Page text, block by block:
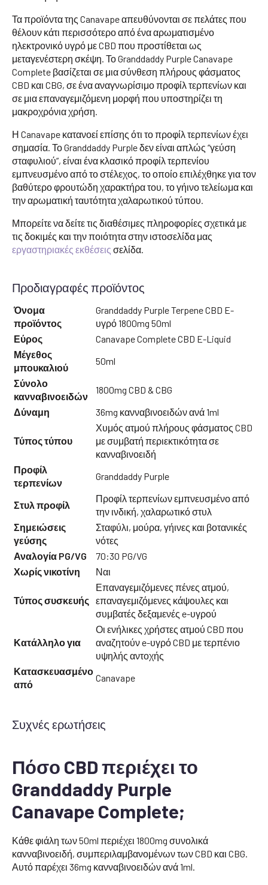
Τα προϊόντα της Canavape απευθύνονται σε πελάτες που
θέλουν κάτι περισσότερο από ένα αρωματισμένο
ηλεκτρονικό υγρό με CBD που προστίθεται ως
μεταγενέστερη σκέψη. Το Granddaddy Purple Canavape
Complete βασίζεται σε μια σύνθεση πλήρους φάσματος
CBD και CBG, σε ένα αναγνωρίσιμο προφίλ τερπενίων και
σε μια επαναγεμιζόμενη μορφή που υποστηρίζει τη
μακροχρόνια χρήση.
Η Canavape κατανοεί επίσης ότι το προφίλ τερπενίων έχει
σημασία. Το Granddaddy Purple δεν είναι απλώς “γεύση
σταφυλιού”, είναι ένα κλασικό προφίλ τερπενίου
εμπνευσμένο από το στέλεχος, το οποίο επιλέχθηκε για τον
βαθύτερο φρουτώδη χαρακτήρα του, το γήινο τελείωμα και
την αρωματική ταυτότητα χαλαρωτικού τύπου.
Μπορείτε να δείτε τις διαθέσιμες πληροφορίες σχετικά με
τις δοκιμές και την ποιότητα στην ιστοσελίδα μας
εργαστηριακές εκθέσεις σελίδα.
Προδιαγραφές προϊόντος
Όνομα
προϊόντος
Granddaddy Purple Terpene CBD E-
υγρό 1800mg 50ml
Εύρος
Canavape Complete CBD E-Liquid
Μέγεθος
μπουκαλιού
50ml
Σύνολο
κανναβινοειδών
1800mg CBD & CBG
Δύναμη
36mg κανναβινοειδών ανά 1ml
Τύπος τύπου
Χυμός ατμού πλήρους φάσματος CBD
με συμβατή περιεκτικότητα σε
κανναβινοειδή
Προφίλ
τερπενίων
Granddaddy Purple
Στυλ προφίλ
Προφίλ τερπενίων εμπνευσμένο από
την ινδική, χαλαρωτικό στυλ
Σημειώσεις
γεύσης
Σταφύλι, μούρα, γήινες και βοτανικές
νότες
Αναλογία PG/VG
70:30 PG/VG
Χωρίς νικοτίνη
Ναι
Τύπος συσκευής
Επαναγεμιζόμενες πένες ατμού,
επαναγεμιζόμενες κάψουλες και
συμβατές δεξαμενές e-υγρού
Κατάλληλο για
Οι ενήλικες χρήστες ατμού CBD που
αναζητούν e-υγρό CBD με τερπένιο
υψηλής αντοχής
Κατασκευασμένο
από
Canavape
Συχνές ερωτήσεις
Πόσο CBD περιέχει το
Granddaddy Purple
Canavape Complete;
Κάθε φιάλη των 50ml περιέχει 1800mg συνολικά
κανναβινοειδή, συμπεριλαμβανομένων των CBD και CBG.
Αυτό παρέχει 36mg κανναβινοειδών ανά 1ml.